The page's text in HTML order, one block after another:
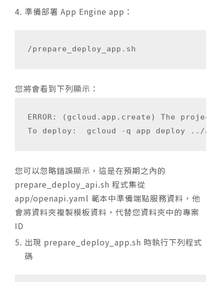
準備部署 App Engine app：
您將會看到下列顯示：
ERROR: (gcloud.app.create) The
您可以忽略錯誤顯示，這是在預期之內的
prepare_deploy_api.sh 程式集從
app/openapi.yaml 範本中準備端點服務資料，他
會將資料夾複製模板資料，代替您資料夾中的專案
ID
出現 prepare_deploy_app.sh 時執行下列程式
碼